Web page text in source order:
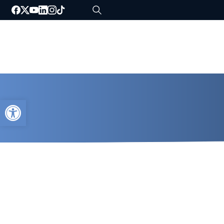
Abrir barra de herramientas